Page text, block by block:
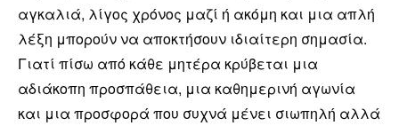
αγκαλιά, λίγος χρόνος μαζί ή ακόμη και μια απλή
λέξη μπορούν να αποκτήσουν ιδιαίτερη σημασία.
Γιατί πίσω από κάθε μητέρα κρύβεται μια
αδιάκοπη προσπάθεια, μια καθημερινή αγωνία
και μια προσφορά που συχνά μένει σιωπηλή αλλά